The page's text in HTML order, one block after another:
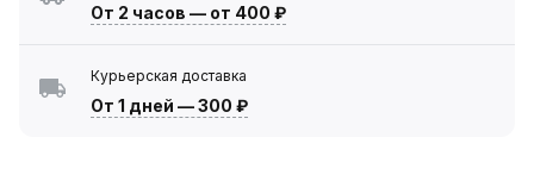
От 2 часов — от 400 ₽
Курьерская доставка
От 1 дней —300 ₽